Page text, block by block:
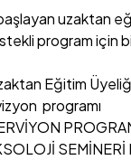
uzaktan
program için
Eğitim
programı
SEMİNERİ